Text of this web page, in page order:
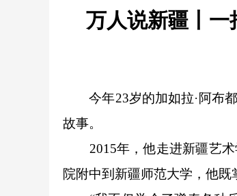
万人说新疆丨一
今年23岁的加如拉·阿布都
故事。
2015年，他走进新疆艺术
院附中到新疆师范大学，他既